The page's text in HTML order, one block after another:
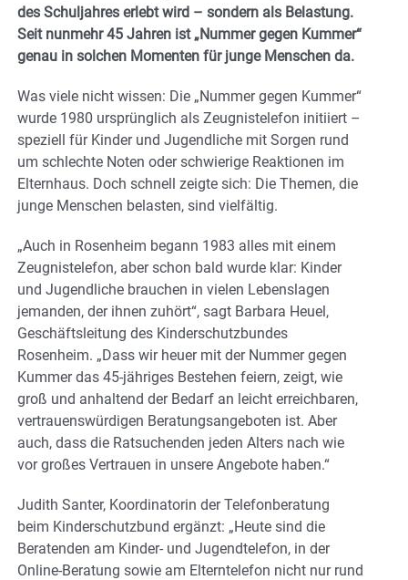
des Schuljahres erlebt wird – sondern als Belastung.
Seit nunmehr 45 Jahren ist „Nummer gegen Kummer“
genau in solchen Momenten für junge Menschen da.
Was viele nicht wissen: Die „Nummer gegen Kummer“
wurde 1980 ursprünglich als Zeugnistelefon initiiert –
speziell für Kinder und Jugendliche mit Sorgen rund
um schlechte Noten oder schwierige Reaktionen im
Elternhaus. Doch schnell zeigte sich: Die Themen, die
junge Menschen belasten, sind vielfältig.
„Auch in Rosenheim begann 1983 alles mit einem
Zeugnistelefon, aber schon bald wurde klar: Kinder
und Jugendliche brauchen in vielen Lebenslagen
jemanden, der ihnen zuhört“, sagt Barbara Heuel,
Geschäftsleitung des Kinderschutzbundes
Rosenheim. „Dass wir heuer mit der Nummer gegen
Kummer das 45-jähriges Bestehen feiern, zeigt, wie
groß und anhaltend der Bedarf an leicht erreichbaren,
vertrauenswürdigen Beratungsangeboten ist. Aber
auch, dass die Ratsuchenden jeden Alters nach wie
vor großes Vertrauen in unsere Angebote haben.“
Judith Santer, Koordinatorin der Telefonberatung
beim Kinderschutzbund ergänzt: „Heute sind die
Beratenden am Kinder- und Jugendtelefon, in der
Online-Beratung sowie am Elterntelefon nicht nur rund